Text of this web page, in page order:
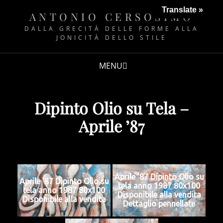
ANTONIO CERSOSIMO
DALLA GRECITÀ DELLE FORME ALLA
JONICITÀ DELLO STILE
MENU
Dipinto Olio su Tela –
Aprile ’87
Aprile '87 Dipinto Olio su
tela anno 1987 80x100
Disponibile alla vendita
Aprile '87 Dipinto Olio su
tela anno 1987 80x100
Disponibile alla vendita
Dettaglio pennellate
Translate »